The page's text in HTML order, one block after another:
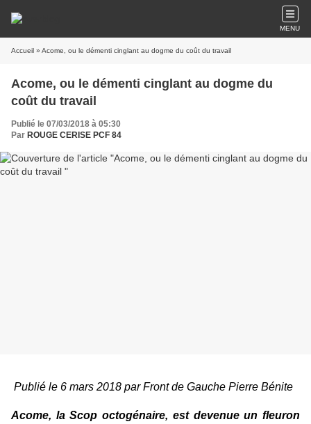
MENU
Accueil » Acome, ou le démenti cinglant au dogme du coût du travail
Acome, ou le démenti cinglant au dogme du
coût du travail
Publié le 07/03/2018 à 05:30
Par ROUGE CERISE PCF 84
Publié le 6 mars 2018 par Front de Gauche Pierre Bénite
Acome, la Scop octogénaire, est devenue un fleuron